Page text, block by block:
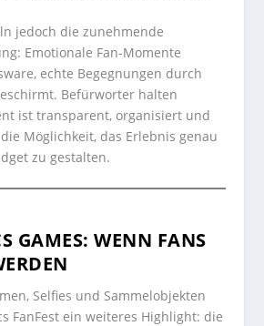
jedoch die zunehmende
Emotionale Fan-Momente
echte Begegnungen durch
Befürworter halten
ist transparent, organisiert und
Möglichkeit, das Erlebnis genau
zu gestalten.
GAMES: WENN FANS
Selfies und Sammelobjekten
FanFest ein weiteres Highlight: die